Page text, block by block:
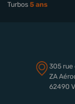
Turbos5 ans
305 rue
ZA
62490